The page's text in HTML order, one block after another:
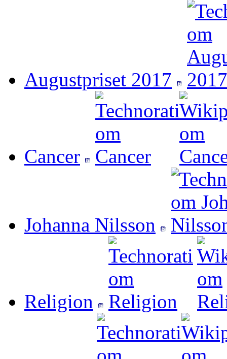
Augustpriset 2017
Cancer
Johanna Nilsson
Religion